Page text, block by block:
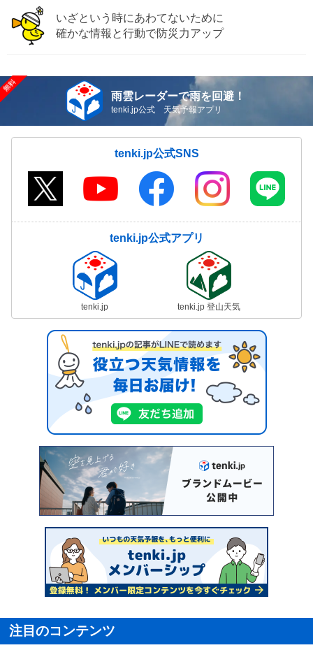
いざという時にあわてないために
確かな情報と行動で防災力アップ
雨雲レーダーで雨を回避！
tenki.jp公式 天気予報アプリ
tenki.jp公式SNS
tenki.jp公式アプリ
tenki.jp tenki.jp 登山天気
注目のコンテンツ